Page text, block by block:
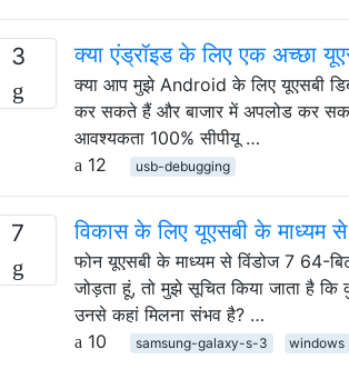
3 क्या एंड्रॉइड के लिए एक अच्छा
क्या आप मुझे Android के लिए यूएसबी
कर सकते हैं और बाजार में अपलोड कर
आवश्यकता 100% सीपीयू …
12
usb-debugging
7 विकास के लिए यूएसबी के
फोन यूएसबी के माध्यम से विंडोज 7 64-
जोड़ता हूं, तो मुझे सूचित किया जाता है
उनसे कहां मिलना संभव है? …
10
samsung-galaxy-s-3 windows